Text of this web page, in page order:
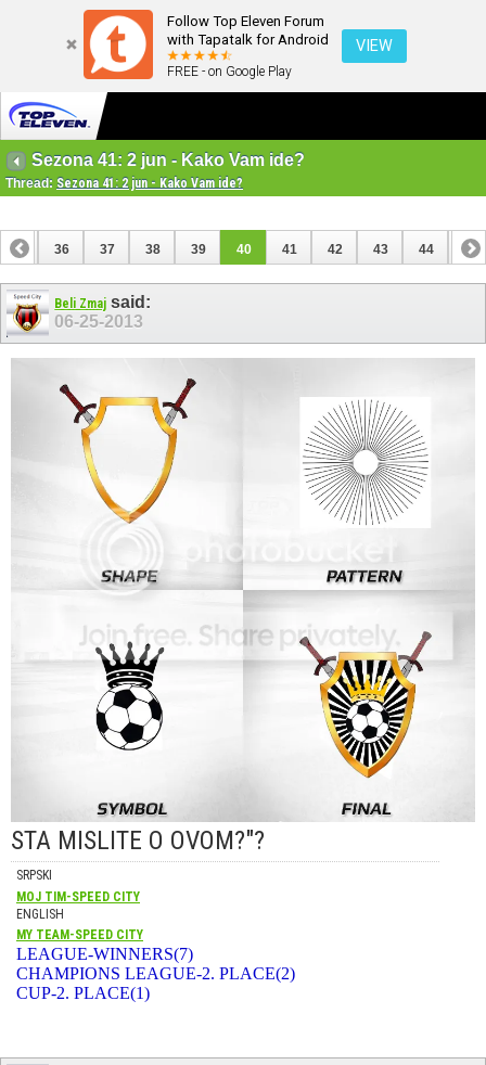
Follow Top Eleven Forum
with Tapatalk for Android
FREE - on Google Play
VIEW
Sezona 41: 2 jun - Kako Vam ide?
Thread: Sezona 41: 2 jun - Kako Vam ide?
35 36 37 38 39 40 41 42 43 44 45
Beli Zmaj said:
06-25-2013
STA MISLITE O OVOM?"?
SRPSKI
MOJ TIM-SPEED CITY
ENGLISH
MY TEAM-SPEED CITY
LEAGUE-WINNERS(7)
CHAMPIONS LEAGUE-2. PLACE(2)
CUP-2. PLACE(1)